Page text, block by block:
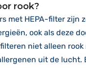
rook?
met HEPA-filter zijn
ook als deze
niet alleen rook
uit de lucht.